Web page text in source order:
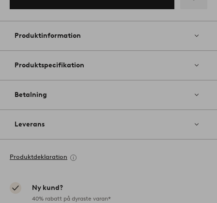
till
favoriter
Produktinformation
Produktspecifikation
Betalning
Leverans
Produktdeklaration
Ny kund?
40% rabatt på dyraste varan*